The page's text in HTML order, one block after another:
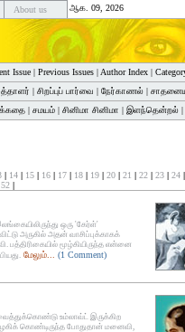
About us ஆக. 09, 2026
Issue| Previous Issues| Author Index|
| சிறப்புப் பார்வை | நேர்காணல் |
| சமயம் | சினிமா சினிமா | இளந்தென்றல் |
| 14 | 15 | 16 | 17 | 18 | 19 | 20 | 21 | 22 | 23 | 24
52 |
ஒரு 'கேர்ள்'
அருகில் அதன் வாசிப்புக்காகக்
பத்திரிகையில் மூழ்கியிருந்த என்னை
மேலும்... (1 Comment)
உம்லாவ்ட் இருக்கிற
கொண்டிருந்த போதுதான் மனைவி,